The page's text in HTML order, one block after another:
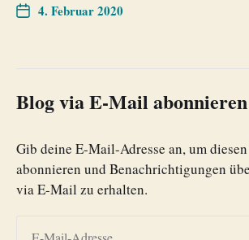
4. Februar 2020
Blog via E-Mail abonnieren
Gib deine E-Mail-Adresse an, um
abonnieren und Benachrichtigungen
via E-Mail zu erhalten.